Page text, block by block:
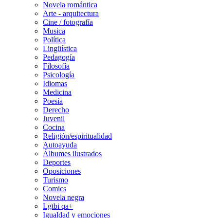
Novela romántica
Arte - arquitectura
Cine / fotografía
Musica
Política
Lingüística
Pedagogía
Filosofía
Psicología
Idiomas
Medicina
Poesía
Derecho
Juvenil
Cocina
Religión/espiritualidad
Autoayuda
Álbumes ilustrados
Deportes
Oposiciones
Turismo
Comics
Novela negra
Lgtbi qa+
Igualdad y emociones